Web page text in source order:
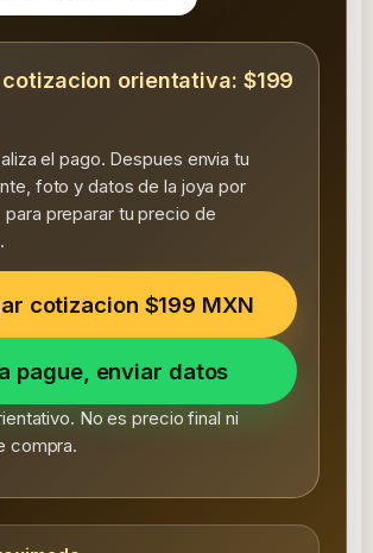
cotizacion orientativa: $199
el pago. Despues envia tu
foto y datos de la joya por
preparar tu precio de
cotizacion $199 MXN
pague, enviar datos
No es precio final ni
compra.